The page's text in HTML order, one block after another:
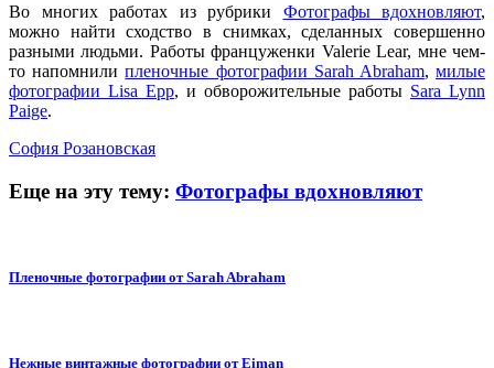
Во многих работах из рубрики Фотографы вдохновляют,
можно найти сходство в снимках, сделанных совершенно
разными людьми. Работы француженки Valerie Lear, мне чем-
то напомнилипленочные фотографии Sarah Abraham,милые
фотографии Lisa Epp, и обворожительные работы Sara Lynn
Paige.
София Розановская
Еще на эту тему: Фотографы вдохновляют
Пленочные фотографии от Sarah Abraham
Нежные винтажные фотографии от Eiman